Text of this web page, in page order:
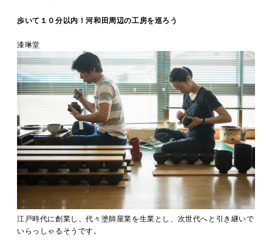
歩いて１０分以内！河和田周辺の工房を巡ろう
漆琳堂
江戸時代に創業し、代々塗師屋業を生業とし、次世代へと引き継いで
いらっしゃるそうです。